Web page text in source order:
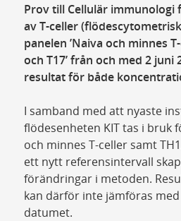
Prov till Cellulär
av T-celler
panelen ’Naiva och minnes
och T17’ från och med 2 juni
resultat för både
I samband med att nyaste
flödesenheten KIT tas i bruk
och minnes T-celler samt
ett nytt referensintervall
förändringar i metoden.
kan därför inte jämföras
datumet.